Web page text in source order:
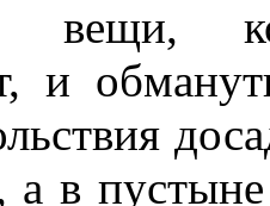
вещи,
и
а в